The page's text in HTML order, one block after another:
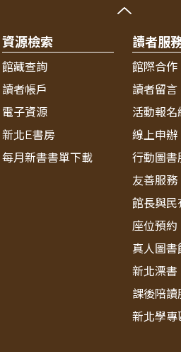
資源檢索
館藏查詢
讀者帳戶
電子資源
新北E書房
每月新書書單下載
讀者服
館際合作
讀者留言
活動報名
線上申辦
行動圖書
友善服務
館長與民
座位預約
真人圖書
新北漂書
課後陪讀
新北學專